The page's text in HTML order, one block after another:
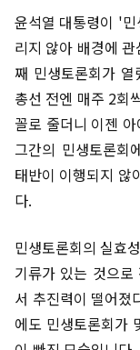
윤석열 대통령이 '
리지 않아 배경에
째 민생토론회가
총선 전엔 매주 2회
꼴로 줄더니 이젠
그간의 민생토론회
태반이 이행되지 않
다.
민생토론회의 실효
기류가 있는 것으로
서 추진력이 떨어졌
에도 민생토론회가